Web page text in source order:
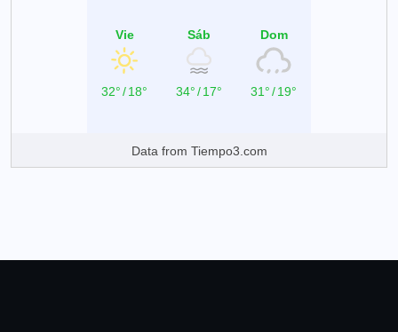
Vie
32°/18°
Sáb
34°/17°
Dom
31°/19°
Data from Tiempo3.com